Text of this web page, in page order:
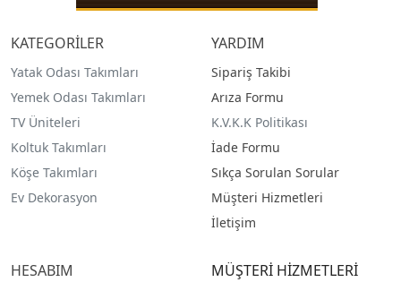
KATEGORİLER
Yatak Odası Takımları
Yemek Odası Takımları
TV Üniteleri
Koltuk Takımları
Köşe Takımları
Ev Dekorasyon
YARDIM
Sipariş Takibi
Arıza Formu
K.V.K.K Politikası
İade Formu
Sıkça Sorulan Sorular
Müşteri Hizmetleri
İletişim
HESABIM MÜŞTERİ HİZMETLERİ